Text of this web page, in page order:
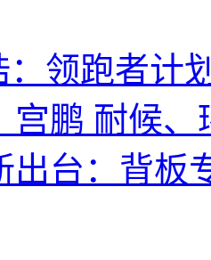
：领跑者计
宫鹏 耐候、
出台：背板